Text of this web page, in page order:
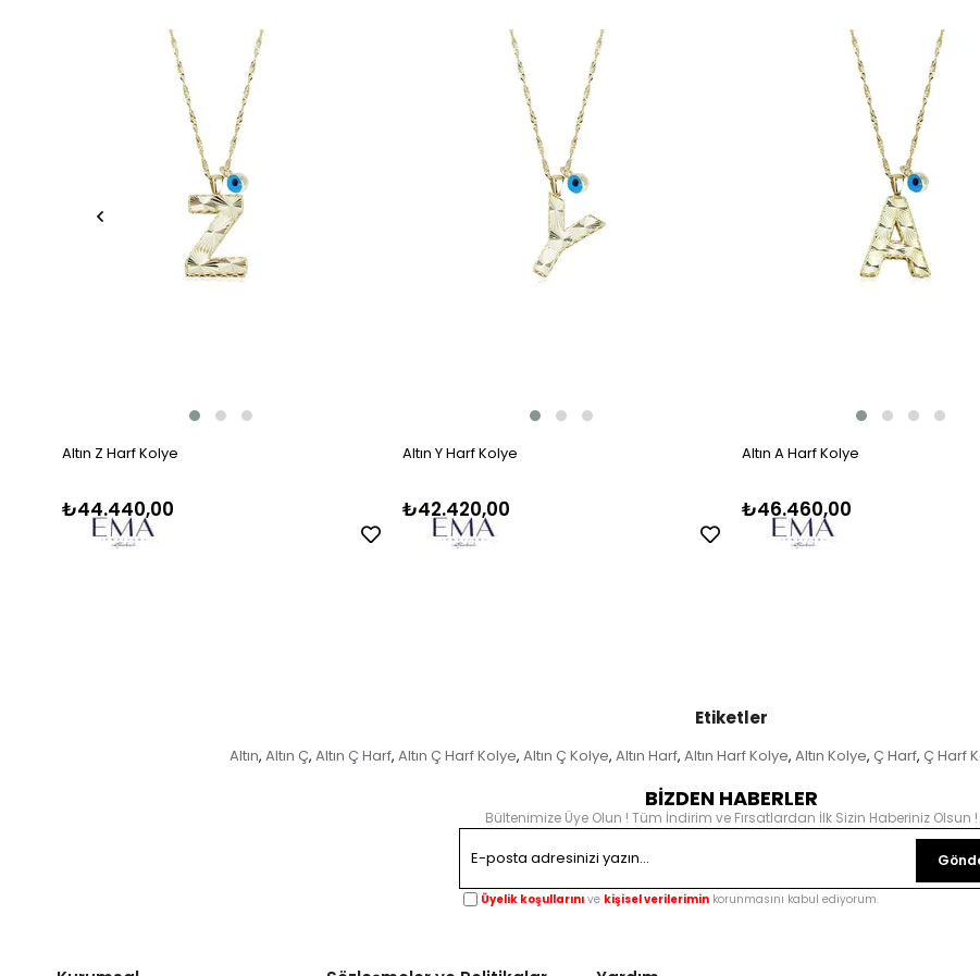
Altın Z Harf Kolye
₺44.440,00
Altın Y Harf Kolye
₺42.420,00
Altın A Harf Kolye
₺46.460,00
Etiketler
Altın, Altın Ç, Altın Ç Harf, Altın Ç Harf Kolye, Altın Ç Kolye, Altın Harf, Altın Harf Kolye, Altın Kolye, Ç Harf, Ç Harf
BİZDEN HABERLER
Bültenimize Üye Olun ! Tüm İndirim ve Fırsatlardan İlk Sizin Haberiniz Olsun !
Üyelik koşullarını ve kişisel verilerimin korunmasını kabul ediyorum.